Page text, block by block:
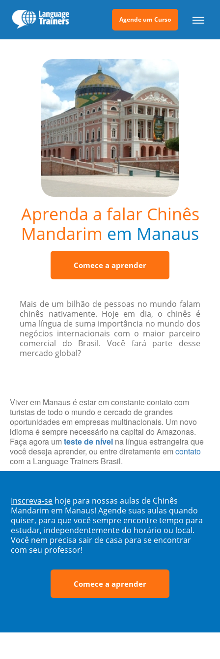
Agende um Curso
Aprenda a falar Chinês
Mandarim em Manaus
Comece a aprender
Mais de um bilhão de pessoas no mundo falam
chinês nativamente. Hoje em dia, o chinês é
uma língua de suma importância no mundo dos
negócios internacionais com o maior parceiro
comercial do Brasil. Você fará parte desse
mercado global?
Viver em Manaus é estar em constante contato com
turistas de todo o mundo e cercado de grandes
oportunidades em empresas multinacionais. Um novo
idioma é sempre necessário na capital do Amazonas.
Faça agora um teste de nível na língua estrangeira que
você deseja aprender, ou entre diretamente em contato
com a Language Trainers Brasil.
Inscreva-se hoje para nossas aulas de Chinês
Mandarim em Manaus! Agende suas aulas quando
quiser, para que você sempre encontre tempo para
estudar, independentemente do horário ou local.
Você nem precisa sair de casa para se encontrar
com seu professor!
Comece a aprender